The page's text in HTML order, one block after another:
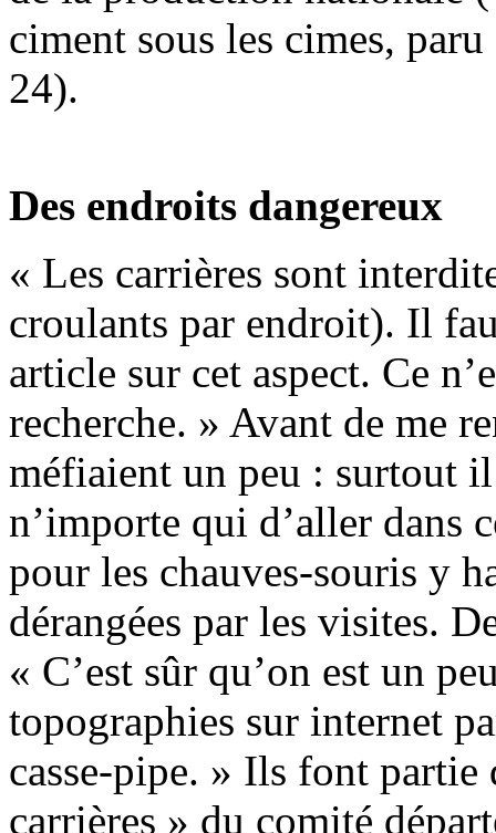
ciment sous les cimes,
24).
Des endroits dangereux
« Les carrières sont
croulants par endroit). Il
article sur cet aspect. Ce
recherche. » Avant de me
méfiaient un peu : surtout
n’importe qui d’aller dans
pour les chauves-souris y
dérangées par les visites.
« C’est sûr qu’on est un
topographies sur internet
casse-pipe. » Ils font
carrières » du comité